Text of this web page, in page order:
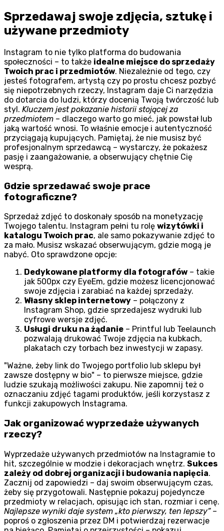
Sprzedawaj swoje zdjęcia, sztukę i
używane przedmioty
Instagram to nie tylko platforma do budowania
społeczności – to także idealne miejsce do sprzedaży
Twoich prac i przedmiotów. Niezależnie od tego, czy
jesteś fotografem, artystą czy po prostu chcesz pozbyć
się niepotrzebnych rzeczy, Instagram daje Ci narzędzia
do dotarcia do ludzi, którzy docenią Twoją twórczość lub
styl. Kluczem jest pokazanie historii stojącej za
przedmiotem – dlaczego warto go mieć, jak powstał lub
jaką wartość wnosi. To właśnie emocje i autentyczność
przyciągają kupujących. Pamiętaj, że nie musisz być
profesjonalnym sprzedawcą – wystarczy, że pokażesz
pasję i zaangażowanie, a obserwujący chętnie Cię
wesprą.
Gdzie sprzedawać swoje prace
fotograficzne?
Sprzedaż zdjęć to doskonały sposób na monetyzację
Twojego talentu. Instagram pełni tu rolę wizytówki i
katalogu Twoich prac, ale samo pokazywanie zdjęć to
za mało. Musisz wskazać obserwującym, gdzie mogą je
nabyć. Oto sprawdzone opcje:
Dedykowane platformy dla fotografów – takie
jak 500px czy EyeEm, gdzie możesz licencjonować
swoje zdjęcia i zarabiać na każdej sprzedaży.
Własny sklep internetowy – połączony z
Instagram Shop, gdzie sprzedajesz wydruki lub
cyfrowe wersje zdjęć.
Usługi druku na żądanie – Printful lub Teelaunch
pozwalają drukować Twoje zdjęcia na kubkach,
plakatach czy torbach bez inwestycji w zapasy.
Ważne, żeby link do Twojego portfolio lub sklepu był
zawsze dostępny w bio – to pierwsze miejsce, gdzie
ludzie szukają możliwości zakupu. Nie zapomnij też o
oznaczaniu zdjęć tagami produktów, jeśli korzystasz z
funkcji zakupowych Instagrama.
Jak organizować wyprzedaże używanych
rzeczy?
Wyprzedaże używanych przedmiotów na Instagramie to
hit, szczególnie w modzie i dekoracjach wnętrz. Sukces
zależy od dobrej organizacji i budowania napięcia.
Zacznij od zapowiedzi – daj swoim obserwującym czas,
żeby się przygotowali. Następnie pokazuj pojedyncze
przedmioty w relacjach, opisując ich stan, rozmiar i cenę.
Najlepsze wyniki daje system „kto pierwszy, ten lepszy”–
poproś o zgłoszenia przez DM i potwierdzaj rezerwacje